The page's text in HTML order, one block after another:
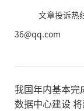
文章投诉热
36@qq.com
我国年内基本完
数据中心建设